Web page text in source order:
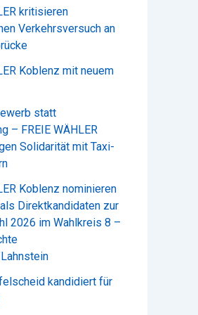
kritisieren
Verkehrsversuch an
Koblenz mit neuem
statt
– FREIE WÄHLER
Solidarität mit Taxi-
Koblenz nominieren
Direktkandidaten zur
2026 im Wahlkreis 8 –
kandidiert für